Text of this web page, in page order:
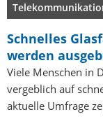
Schnelles
werden
Viele Menschen in
vergeblich auf
aktuelle Umfrage